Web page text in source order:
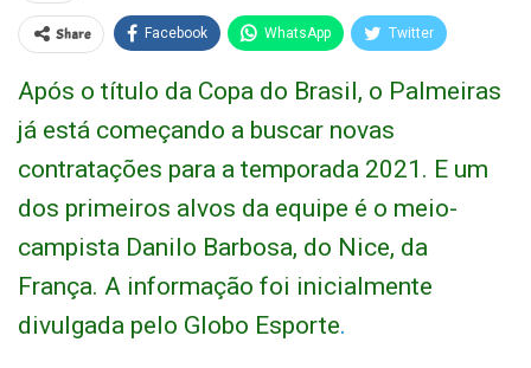
Share Facebook WhatsApp Twitter
Após o título da Copa do Brasil, o Palmeiras
já está começando a buscar novas
contratações para a temporada 2021. E um
dos primeiros alvos da equipe é o meio-
campista Danilo Barbosa, do Nice, da
França. A informação foi inicialmente
divulgada pelo Globo Esporte.